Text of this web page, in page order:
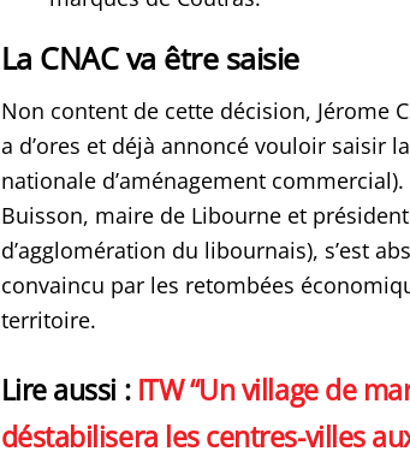
La CNAC va être saisie
Non content de cette décision, Jérome
a d’ores et déjà annoncé vouloir saisir
nationale d’aménagement
Buisson, maire de Libourne et
d’agglomération du libournais), s’est
convaincu par les retombées
territoire.
Lire aussi : ITW “Un village de
déstabilisera les centres-villes